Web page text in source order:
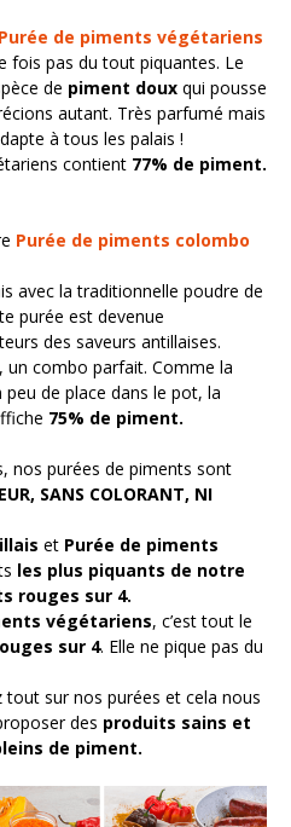
Purée de piments végétariens
fois pas du tout piquantes. Le
de piment doux qui pousse
autant. Très parfumé mais
à tous les palais !
contient 77% de piment.
Purée de piments colombo
avec la traditionnelle poudre de
purée est devenue
des saveurs antillaises.
un combo parfait. Comme la
de place dans le pot, la
75% de piment.
nos purées de piments sont
SANS COLORANT, NI
et Purée de piments
les plus piquants de notre
rouges sur 4.
végétariens, c’est tout le
sur 4. Elle ne pique pas du
sur nos purées et cela nous
des produits sains et
de piment.